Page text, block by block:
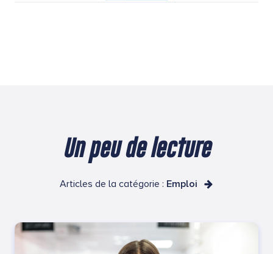
Un peu de lecture
Articles de la catégorie : Emploi